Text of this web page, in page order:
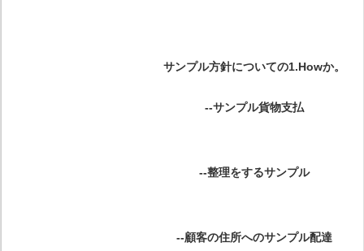
サンプル方針についての1.Howか。
--サンプル貨物支払
--整理をするサンプル
--顧客の住所へのサンプル配達